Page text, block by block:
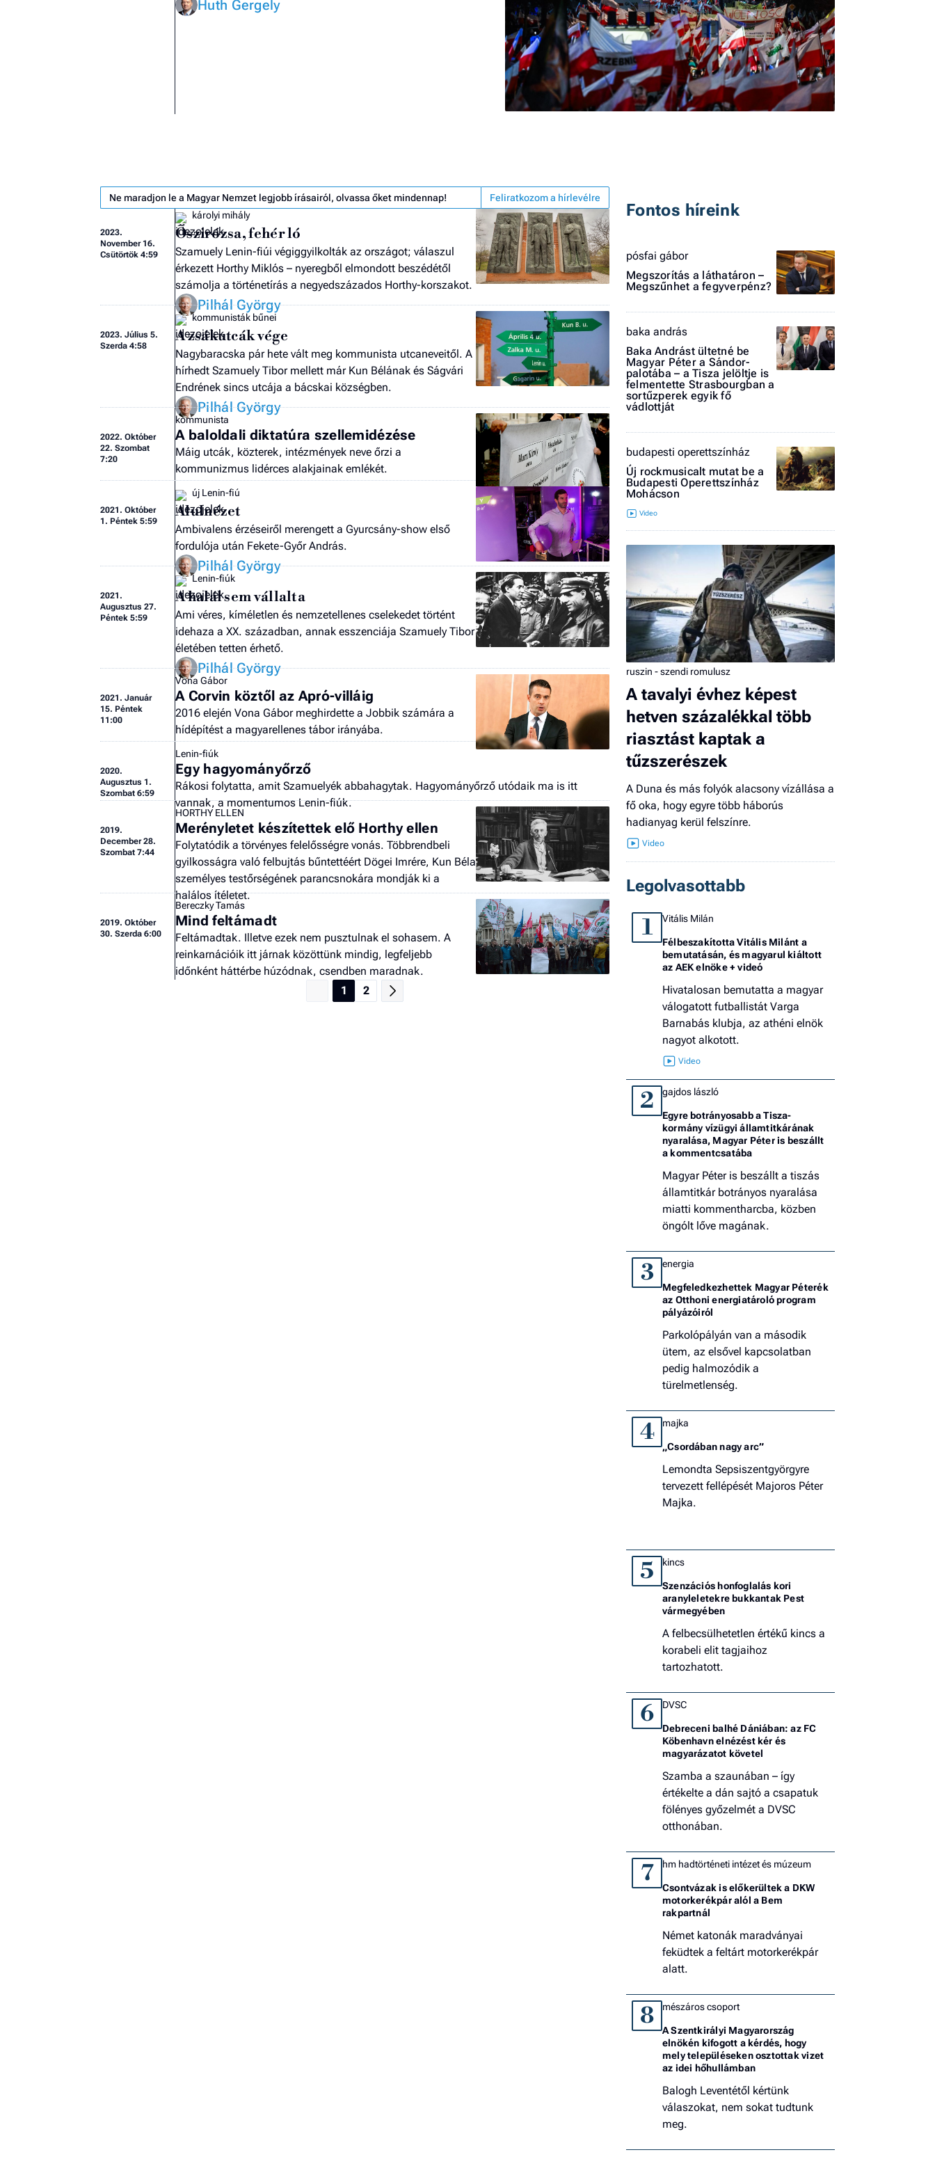
Huth Gergely
Ne maradjon le a Magyar Nemzet legjobb írásairól, olvassa őket mindennap! Feliratkozom a hírlevélre
2023.
November 16.
Csütörtök 4:59
károlyi mihály
Őszirózsa, fehér ló
Szamuely Lenin-fiúi végiggyilkolták az országot; válaszul
érkezett Horthy Miklós – nyeregből elmondott beszédétől
számolja a történetírás a negyedszázados Horthy-korszakot.
Pilhál György
2023. Július 5.
Szerda 4:58
kommunisták bűnei
A zsákutcák vége
Nagybaracska pár hete vált meg kommunista utcaneveitől. A
hírhedt Szamuely Tibor mellett már Kun Bélának és Ságvári
Endrének sincs utcája a bácskai községben.
Pilhál György
2022. Október
22. Szombat
7:20
kommunista
A baloldali diktatúra szellemidézése
Máig utcák, közterek, intézmények neve őrzi a
kommunizmus lidérces alakjainak emlékét.
2021. Október
1. Péntek 5:59
új Lenin-fiú
Alulnézet
Ambivalens érzéseiről merengett a Gyurcsány-show első
fordulója után Fekete-Győr András.
Pilhál György
2021.
Augusztus 27.
Péntek 5:59
Lenin-fiúk
A halál sem vállalta
Ami véres, kíméletlen és nemzetellenes cselekedet történt
idehaza a XX. században, annak esszenciája Szamuely Tibor
életében tetten érhető.
Pilhál György
2021. Január
15. Péntek
11:00
Vona Gábor
A Corvin köztől az Apró-villáig
2016 elején Vona Gábor meghirdette a Jobbik számára a
hídépítést a magyarellenes tábor irányába.
2020.
Augusztus 1.
Szombat 6:59
Lenin-fiúk
Egy hagyományőrző
Rákosi folytatta, amit Szamuelyék abbahagytak. Hagyományőrző utódaik ma is itt
vannak, a momentumos Lenin-fiúk.
2019.
December 28.
Szombat 7:44
HORTHY ELLEN
Merényletet készítettek elő Horthy ellen
Folytatódik a törvényes felelősségre vonás. Többrendbeli
gyilkosságra való felbujtás bűntettéért Dögei Imrére, Kun Béla
személyes testőrségének parancsnokára mondják ki a
halálos ítéletet.
2019. Október
30. Szerda 6:00
Bereczky Tamás
Mind feltámadt
Feltámadtak. Illetve ezek nem pusztulnak el sohasem. A
reinkarnációik itt járnak közöttünk mindig, legfeljebb
időnként háttérbe húzódnak, csendben maradnak.
1
2
Fontos híreink
pósfai gábor
Megszorítás a láthatáron –
Megszűnhet a fegyverpénz?
baka andrás
Baka Andrást ültetné be
Magyar Péter a Sándor-
palotába – a Tisza jelöltje is
felmentette Strasbourgban a
sortűzperek egyik fő
vádlottját
budapesti operettszínház
Új rockmusicalt mutat be a
Budapesti Operettszínház
Mohácson
ruszin - szendi romulusz
A tavalyi évhez képest
hetven százalékkal több
riasztást kaptak a
tűzszerészek
A Duna és más folyók alacsony vízállása a
fő oka, hogy egyre több háborús
hadianyag kerül felszínre.
Legolvasottabb
1 Vitális Milán
Félbeszakította Vitális Milánt a
bemutatásán, és magyarul kiáltott
az AEK elnöke + videó
Hivatalosan bemutatta a magyar
válogatott futballistát Varga
Barnabás klubja, az athéni elnök
nagyot alkotott.
2 gajdos lászló
Egyre botrányosabb a Tisza-
kormány vízügyi államtitkárának
nyaralása, Magyar Péter is beszállt
a kommentcsatába
Magyar Péter is beszállt a tiszás
államtitkár botrányos nyaralása
miatti kommentharcba, közben
öngólt lőve magának.
3 energia
Megfeledkezhettek Magyar Péterék
az Otthoni energiatároló program
pályázóiról
Parkolópályán van a második
ütem, az elsővel kapcsolatban
pedig halmozódik a
türelmetlenség.
4 majka
„Csordában nagy arc”
Lemondta Sepsiszentgyörgyre
tervezett fellépését Majoros Péter
Majka.
5 kincs
Szenzációs honfoglalás kori
aranyleletekre bukkantak Pest
vármegyében
A felbecsülhetetlen értékű kincs a
korabeli elit tagjaihoz
tartozhatott.
6 DVSC
Debreceni balhé Dániában: az FC
Köbenhavn elnézést kér és
magyarázatot követel
Szamba a szaunában – így
értékelte a dán sajtó a csapatuk
fölényes győzelmét a DVSC
otthonában.
7 hm hadtörténeti intézet és múzeum
Csontvázak is előkerültek a DKW
motorkerékpár alól a Bem
rakpartnál
Német katonák maradványai
feküdtek a feltárt motorkerékpár
alatt.
8 mészáros csoport
A Szentkirályi Magyarország
elnökén kifogott a kérdés, hogy
mely településeken osztottak vizet
az idei hőhullámban
Balogh Leventétől kértünk
válaszokat, nem sokat tudtunk
meg.